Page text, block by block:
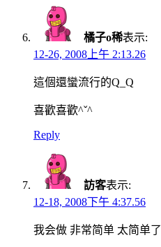
橘子o稀表示:
12-26, 2008上午 2:13.26
這個還蠻流行的Q_Q
喜歡喜歡^ˇ^
Reply
訪客表示:
12-18, 2008下午 4:37.56
我会做 非常简单 太简单了